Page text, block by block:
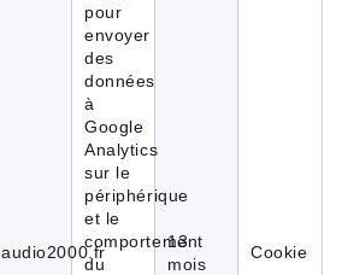
audio2000.fr
pour
envoyer
des
données
à
Google
Analytics
sur le
périphérique
et le
comportement
du
13
mois
Cookie